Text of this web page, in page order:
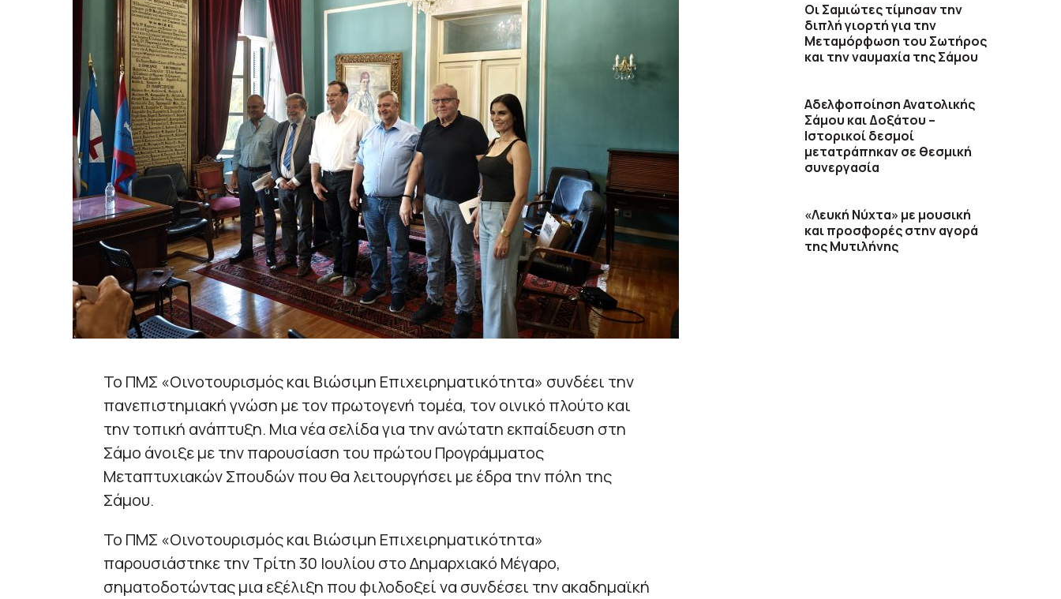
Το ΠΜΣ «Οινοτουρισμός και Βιώσιμη Επιχειρηματικότητα» συνδέει την
πανεπιστημιακή γνώση με τον πρωτογενή τομέα, τον οινικό πλούτο και
την τοπική ανάπτυξη. Μια νέα σελίδα για την ανώτατη εκπαίδευση στη
Σάμο άνοιξε με την παρουσίαση του πρώτου Προγράμματος
Μεταπτυχιακών Σπουδών που θα λειτουργήσει με έδρα την πόλη της
Σάμου.
Το ΠΜΣ «Οινοτουρισμός και Βιώσιμη Επιχειρηματικότητα»
παρουσιάστηκε την Τρίτη 30 Ιουλίου στο Δημαρχιακό Μέγαρο,
σηματοδοτώντας μια εξέλιξη που φιλοδοξεί να συνδέσει την ακαδημαϊκή
Οι Σαμιώτες τίμησαν την
διπλή γιορτή για την
Μεταμόρφωση του Σωτήρος
και την ναυμαχία της Σάμου
Αδελφοποίηση Ανατολικής
Σάμου και Δοξάτου –
Ιστορικοί δεσμοί
μετατράπηκαν σε θεσμική
συνεργασία
«Λευκή Νύχτα» με μουσική
και προσφορές στην αγορά
της Μυτιλήνης